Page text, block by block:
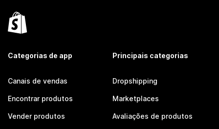
Categorias de app
Canais de vendas
Encontrar produtos
Vender produtos
Principais categorias
Dropshipping
Marketplaces
Avaliações de produtos